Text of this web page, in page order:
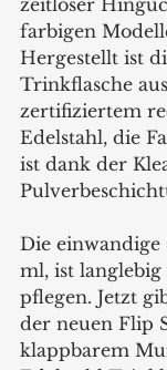
zeitloser
farbigen
Hergestellt ist
Trinkflasche
zertifiziertem
Edelstahl, die
ist dank der
Die einwandige
ml, ist
pflegen. Jetzt
der neuen Flip
klappbarem